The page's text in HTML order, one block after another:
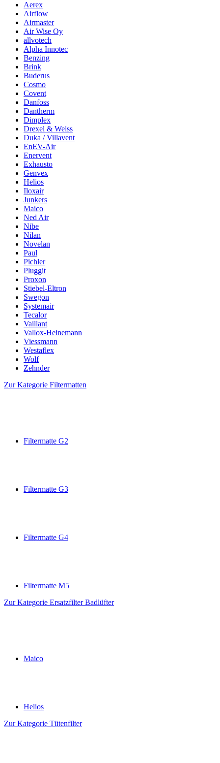
Aerex
Airflow
Airmaster
Air Wise Oy
allvotech
Alpha Innotec
Benzing
Brink
Buderus
Cosmo
Covent
Danfoss
Dantherm
Dimplex
Drexel & Weiss
Duka / Villavent
EnEV-Air
Enervent
Exhausto
Genvex
Helios
Iloxair
Junkers
Maico
Ned Air
Nibe
Nilan
Novelan
Paul
Pichler
Pluggit
Proxon
Stiebel-Eltron
Swegon
Systemair
Tecalor
Vaillant
Vallox-Heinemann
Viessmann
Westaflex
Wolf
Zehnder
Zur Kategorie Filtermatten
Filtermatte G2
Filtermatte G3
Filtermatte G4
Filtermatte M5
Zur Kategorie Ersatzfilter Badlüfter
Maico
Helios
Zur Kategorie Tütenfilter